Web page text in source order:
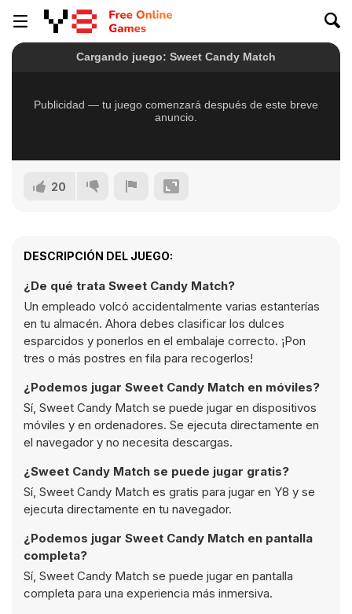
20
DESCRIPCIÓN DEL JUEGO:
¿De qué trata Sweet Candy Match?
Un empleado volcó accidentalmente varias estanterías
en tu almacén. Ahora debes clasificar los dulces
esparcidos y ponerlos en el embalaje correcto. ¡Pon
tres o más postres en fila para recogerlos!
¿Podemos jugar Sweet Candy Match en móviles?
Sí, Sweet Candy Match se puede jugar en dispositivos
móviles y en ordenadores. Se ejecuta directamente en
el navegador y no necesita descargas.
¿Sweet Candy Match se puede jugar gratis?
Sí, Sweet Candy Match es gratis para jugar en Y8 y se
ejecuta directamente en tu navegador.
¿Podemos jugar Sweet Candy Match en pantalla
completa?
Sí, Sweet Candy Match se puede jugar en pantalla
completa para una experiencia más inmersiva.